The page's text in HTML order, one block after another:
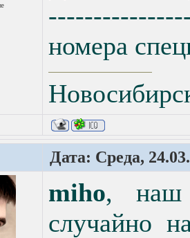
номера
Дата: Среда,
miho, наш
случайно